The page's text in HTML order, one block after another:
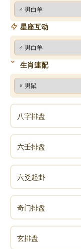
星座互动
生肖速配
八字排盘
六壬排盘
六爻起卦
奇门排盘
玄排盘